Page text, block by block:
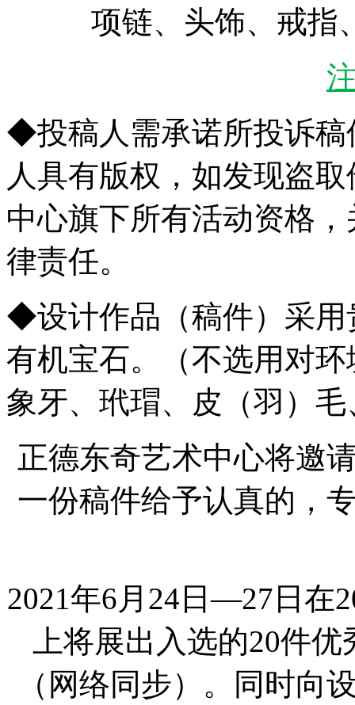
项链、头饰、戒指
◆投稿人需承诺所投诉稿
人具有版权，如发现盗
中心旗下所有活动资格
律责任。
◆设计作品（稿件）采用
有机宝石。（不选用对
象牙、玳瑁、皮（羽）
正德东奇艺术中心将邀
一份稿件给予认真的，
2021年6月24日—27日在
上将展出入选的20件
（网络同步）。同时向